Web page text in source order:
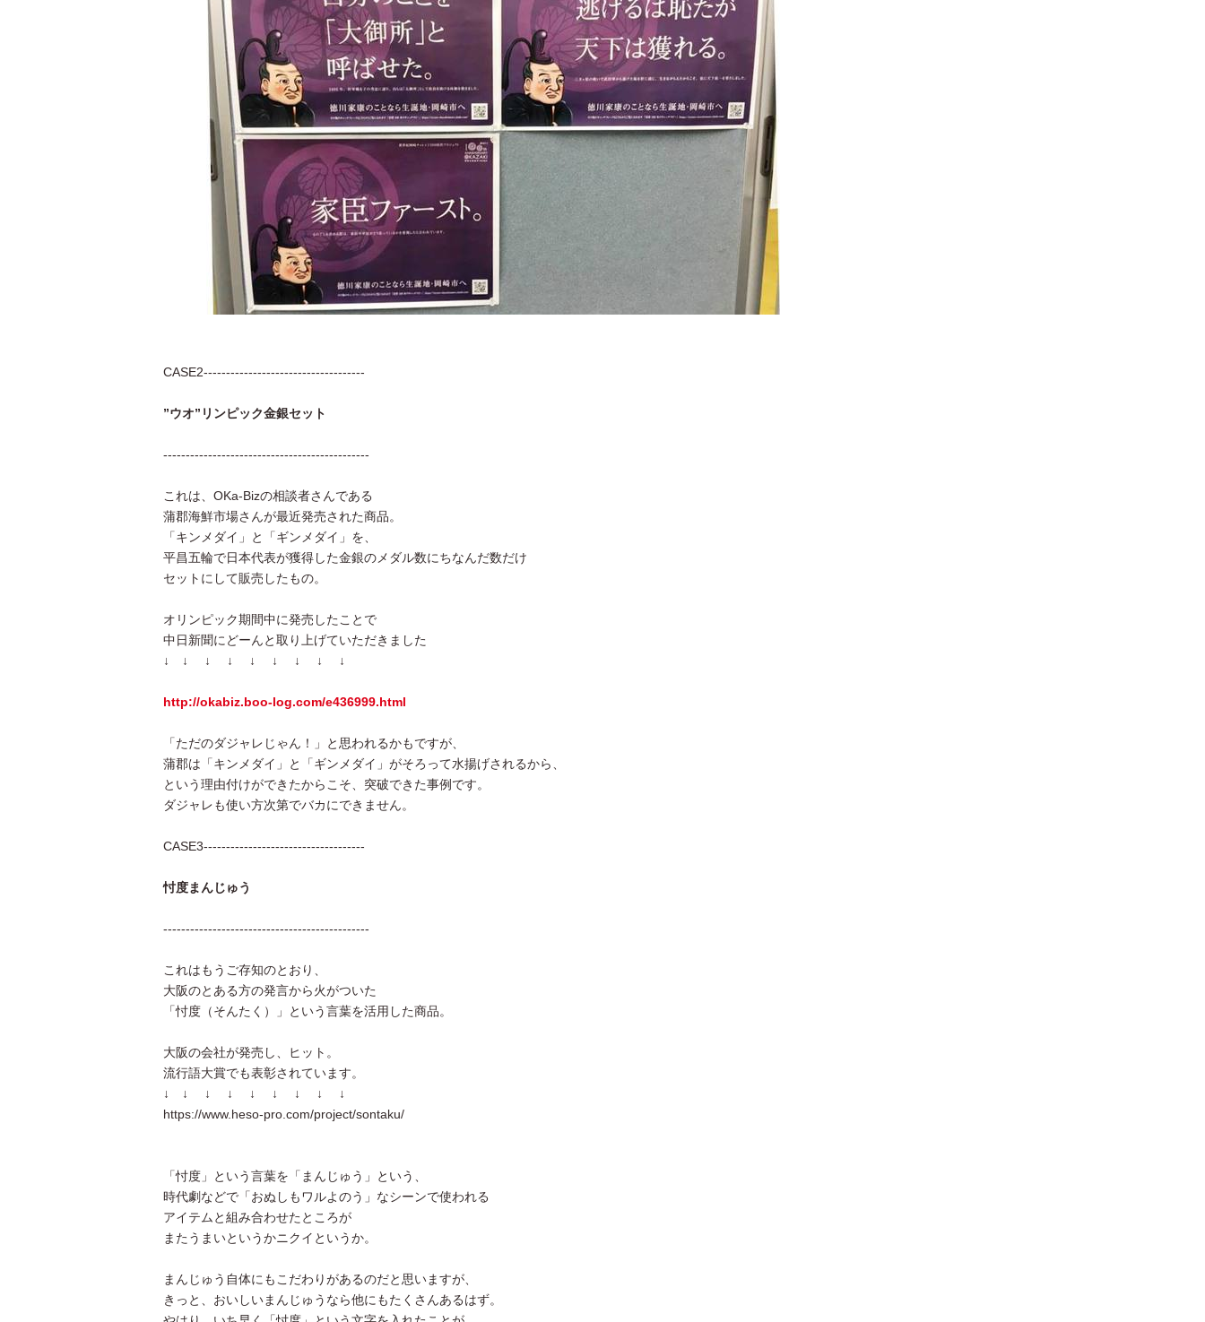
CASE2------------------------------------
”ウオ”リンピック金銀セット
----------------------------------------------
これは、OKa-Bizの相談者さんである
蒲郡海鮮市場さんが最近発売された商品。
「キンメダイ」と「ギンメダイ」を、
平昌五輪で日本代表が獲得した金銀のメダル数にちなんだ数だけ
セットにして販売したもの。
オリンピック期間中に発売したことで
中日新聞にどーんと取り上げていただきました
↓ ↓ ↓ ↓ ↓ ↓ ↓ ↓ ↓
http://okabiz.boo-log.com/e436999.html
「ただのダジャレじゃん！」と思われるかもですが、
蒲郡は「キンメダイ」と「ギンメダイ」がそろって水揚げされるから、
という理由付けができたからこそ、突破できた事例です。
ダジャレも使い方次第でバカにできません。
CASE3------------------------------------
忖度まんじゅう
----------------------------------------------
これはもうご存知のとおり、
大阪のとある方の発言から火がついた
「忖度（そんたく）」という言葉を活用した商品。
大阪の会社が発売し、ヒット。
流行語大賞でも表彰されています。
↓ ↓ ↓ ↓ ↓ ↓ ↓ ↓ ↓
https://www.heso-pro.com/project/sontaku/
「忖度」という言葉を「まんじゅう」という、
時代劇などで「おぬしもワルよのう」なシーンで使われる
アイテムと組み合わせたところが
またうまいというかニクイというか。
まんじゅう自体にもこだわりがあるのだと思いますが、
きっと、おいしいまんじゅうなら他にもたくさんあるはず。